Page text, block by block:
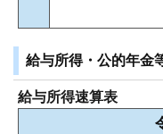
給与所得・公的年金
給与所得速算表